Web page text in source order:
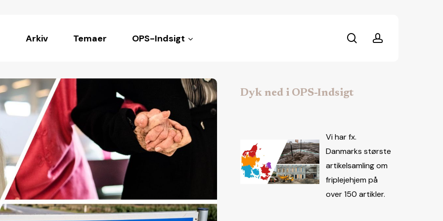
Arkiv Temaer OPS-Indsigt searchaccount
Dyk ned i OPS-Indsigt
Vi har fx.
Danmarks største
artikelsamling om
friplejehjem på
over 150 artikler.